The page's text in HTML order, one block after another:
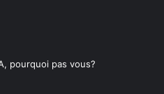
pourquoi pas vous?